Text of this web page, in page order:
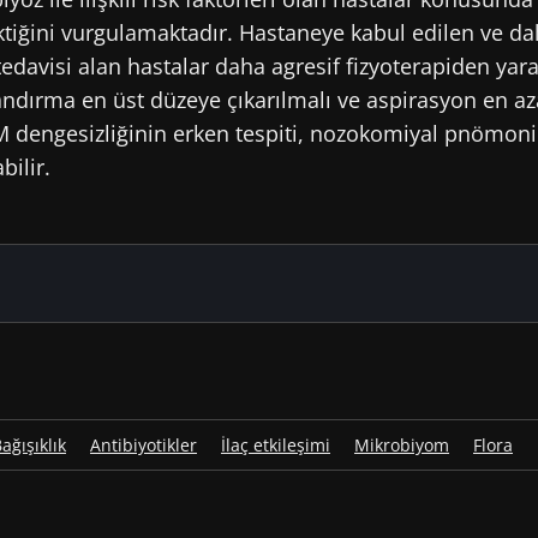
vurgulamaktadır. Hastaneye kabul edilen ve
alan hastalar daha agresif fizyoterapiden
en üst düzeye çıkarılmalı ve aspirasyon en
dengesizliğinin erken tespiti, nozokomiyal
Antibiyotikler İlaç etkileşimi Mikrobiyom Flora
Enstitüsü web sitesinde kalın
haberler almak için abone olmak istiyorum
Institute
genel kullanim koşullari ve veri koruma
ediyorum.
mikrobiyota
Pr.